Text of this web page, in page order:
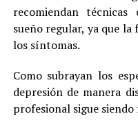
recomiendan
sueño regular, ya que la
los síntomas.
Como subrayan los
depresión de manera
profesional sigue